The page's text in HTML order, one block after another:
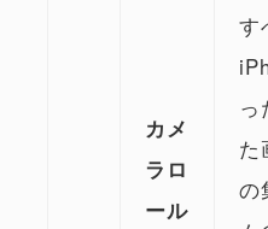
カメ
ラロ
ール
す
っ
た
の